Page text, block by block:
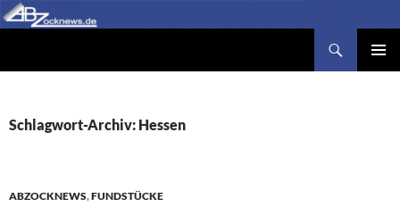
Zum
Inhalt
Schlagwort-Archiv: Hessen
ABZOCKNEWS,FUNDSTÜCKE